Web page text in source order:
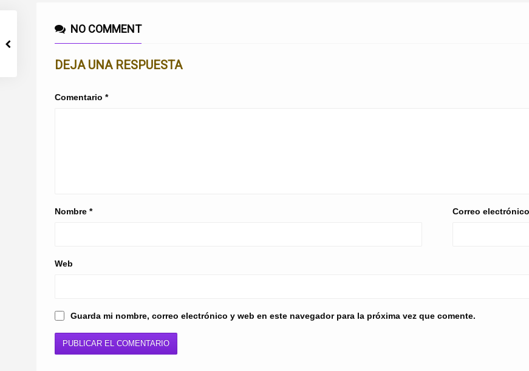
NO COMMENT
DEJA UNA RESPUESTA
Comentario *
Nombre * Correo
Web
Guarda mi nombre, correo electrónico y web en este navegador para la próxima vez que comente.